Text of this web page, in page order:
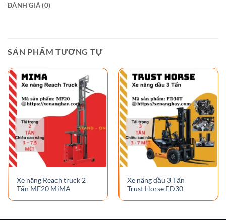
ĐÁNH GIÁ (0)
SẢN PHẨM TƯƠNG TỰ
Xe nâng Reach truck 2
Tấn MF20 MiMA
Xe nâng dầu 3 Tấn
Trust Horse FD30